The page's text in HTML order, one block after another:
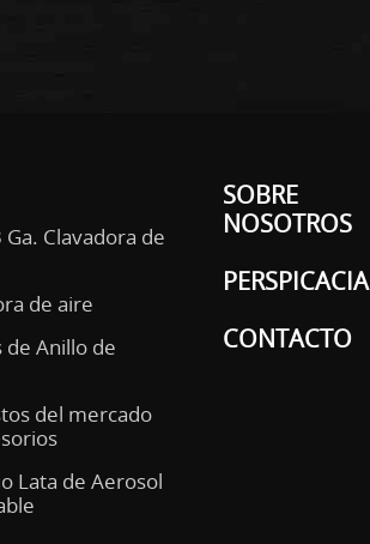
Clavadora de
de aire
de Anillo de
del mercado
Lata de Aerosol
SOBRE
NOSOTROS
PERSPICACIA
CONTACTO